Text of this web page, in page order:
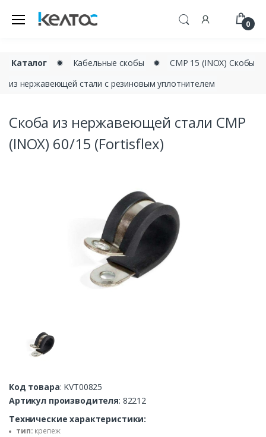
0
Каталог ✹ Кабельные скобы ✹
СМР 15 (INOX) Скобы
из нержавеющей стали с резиновым уплотнителем
Скоба из нержавеющей стали СМР
(INOX) 60/15 (Fortisflex)
Код товара: KVT00825
Артикул производителя: 82212
Технические характеристики:
тип: крепеж